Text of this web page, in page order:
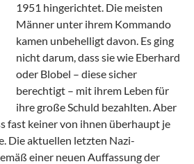
1951 hingerichtet. Die meisten
Männer unter ihrem Kommando
kamen unbehelligt davon. Es ging
nicht darum, dass sie wie Eberhard
oder Blobel – diese sicher
berechtigt – mit ihrem Leben für
ihre große Schuld bezahlten. Aber
fast keiner von ihnen überhaupt je
Die aktuellen letzten Nazi-
einer neuen Auffassung der